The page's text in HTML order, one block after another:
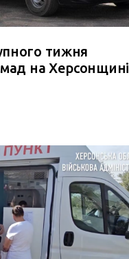
тижня
на Херсонщині